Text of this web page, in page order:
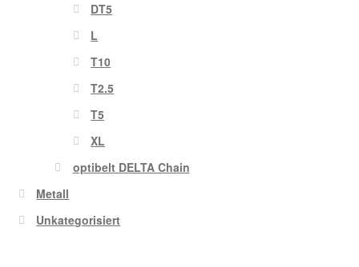
DT5
L
T10
T2.5
T5
XL
optibelt DELTA Chain
Metall
Unkategorisiert